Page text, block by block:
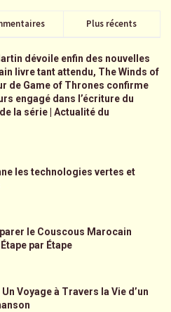
Plus récents
dévoile enfin des nouvelles
livre tant attendu, The Winds of
de Game of Thrones confirme
engagé dans l’écriture du
la série | Actualité du
les technologies vertes et
le Couscous Marocain
par Étape
Voyage à Travers la Vie d’un